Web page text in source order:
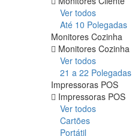
Ver todos
Até 10 Polegadas
Monitores Cozinha
Monitores Cozinha
Ver todos
21 a 22 Polegadas
Impressoras POS
Impressoras POS
Ver todos
Cartões
Portátil